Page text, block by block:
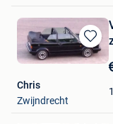
Bewaren
in
Chris
Zwijndrecht